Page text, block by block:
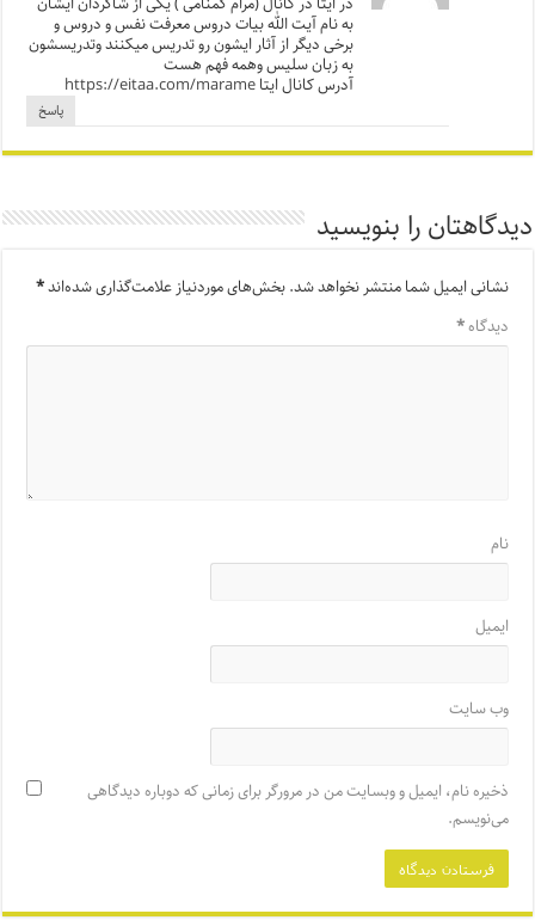
به نام آیت الله بیات دروس معرفت نفس و دروس و
برخی دیگر از آثار ایشون رو تدریس میکنند وتدریسشون
به زبان سلیس وهمه فهم هست
آدرس کانال ایتاhttps://eitaa.com/marame
پاسخ
دیدگاهتان را بنویسید
نشانی ایمیل شما منتشر نخواهد شد.بخش‌های موردنیاز علامت‌گذاری شده‌اند*
دیدگاه*
نام
ایمیل
وب‌ سایت
ذخیره نام، ایمیل و وبسایت من در مرورگر برای زمانی که دوباره دیدگاهی
می‌نویسم.